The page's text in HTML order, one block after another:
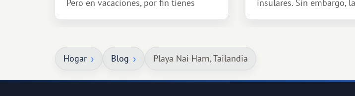
Pero en vacaciones, por fin tienes
espacio para dos y ganas de hacer algo
qué ser algo grandioso, pero sí algo
cálido y memorable.
insulares. Sin embargo,
oportunidades que
Hogar Blog Playa Nai Harn, Tailandia